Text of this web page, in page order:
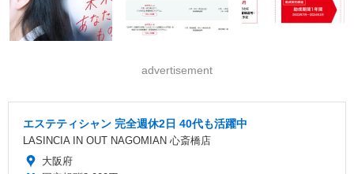
advertisement
エステティシャン 完全週休2日 40代も活躍中
LASINCIA IN OUT NAGOMIAN 心斎橋店
大阪府